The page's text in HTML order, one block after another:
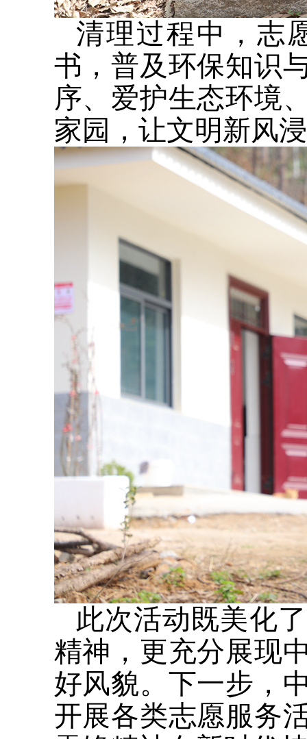
清理过程中，志
书，普及环保知识
序、爱护生态环境
家园，让文明新风
此次活动既美化
精神，更充分展现
好风貌。下一步，
开展各类志愿服务